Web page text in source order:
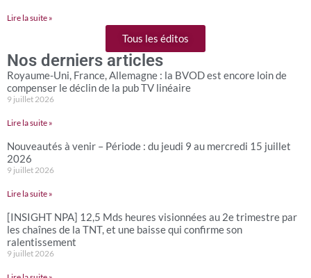
Lire la suite »
Tous les éditos
Nos derniers articles
Royaume-Uni, France, Allemagne : la BVOD est encore loin de
compenser le déclin de la pub TV linéaire
9 juillet 2026
Lire la suite »
Nouveautés à venir – Période : du jeudi 9 au mercredi 15 juillet
2026
9 juillet 2026
Lire la suite »
[INSIGHT NPA] 12,5 Mds heures visionnées au 2e trimestre par
les chaînes de la TNT, et une baisse qui confirme son
ralentissement
9 juillet 2026